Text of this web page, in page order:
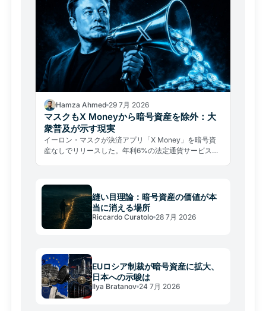
Hamza Ahmed 29 7月 2026
マスクもX Moneyから暗号資産を除外：大
衆普及が示す現実
イーロン・マスクが決済アプリ「X Money」を暗号資
産なしでリリースした。年利6%の法定通貨サービスが
縫い目理論：暗号資産の価値が本
当に消える場所
Riccardo Curatolo 28 7月 2026
EUロシア制裁が暗号資産に拡大、
日本への示唆は
Ilya Bratanov 24 7月 2026